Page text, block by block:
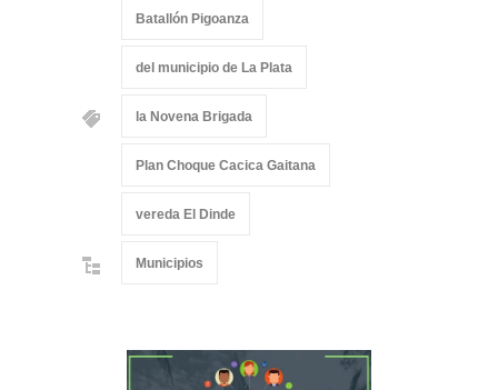
Batallón Pigoanza
del municipio de La Plata
la Novena Brigada
Plan Choque Cacica Gaitana
vereda El Dinde
Municipios